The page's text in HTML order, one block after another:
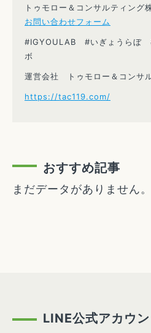
トゥモロー＆コンサルティング
お問い合わせフォーム
#IGYOULAB #いぎょうらぼ
ボ
運営会社 トゥモロー＆コンサ
https://tac119.com/
おすすめ記事
まだデータがありません。
LINE公式アカウン